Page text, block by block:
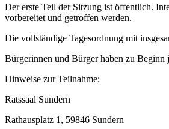
Der erste Teil der Sitzung ist öffentlich.
vorbereitet und getroffen werden.
Die vollständige Tagesordnung mit
Bürgerinnen und Bürger haben zu Beginn
Hinweise zur Teilnahme:
Ratssaal Sundern
Rathausplatz 1, 59846 Sundern